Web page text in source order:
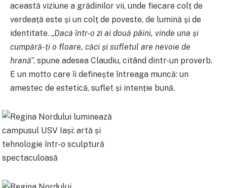
această viziune a grădinilor vii, unde fiecare colț de
verdeață este și un colț de poveste, de lumină și de
identitate. „Dacă într-o zi ai două pâini, vinde una și
cumpără-ți o floare, căci și sufletul are nevoie de
hrană”, spune adesea Claudiu, citând dintr-un proverb.
E un motto care îi definește întreaga muncă: un
amestec de estetică, suflet și intenție bună.